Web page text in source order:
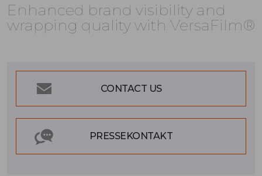
Enhanced brand visibility and
wrapping quality with VersaFilm®
CONTACT US
PRESSEKONTAKT